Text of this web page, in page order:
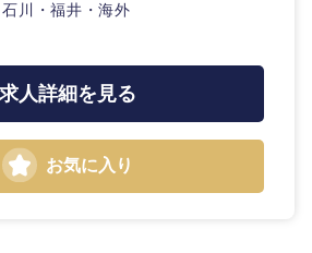
佐賀県
川・福井・海外
求人詳細を見る
お気に入り